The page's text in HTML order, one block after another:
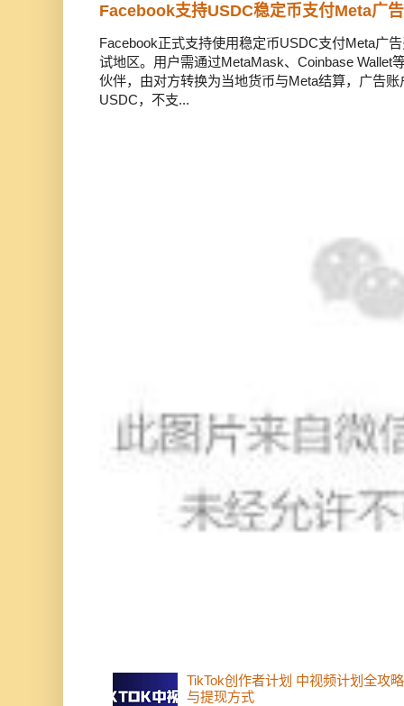
Facebook支持USDC稳定币支付Meta广
Facebook正式支持使用稳定币USDC支付Meta广
试地区。用户需通过MetaMask、Coinbase Wallet
伙伴，由对方转换为当地货币与Meta结算，广告
USDC，不支...
TikTok创作者计划 中视频计划全攻
与提现方式